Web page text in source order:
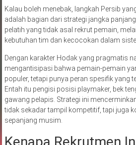
Kalau boleh menebak, langkah Persib
adalah bagian dari strategi jangka
pelatih yang tidak asal rekrut pemain,
kebutuhan tim dan kecocokan dalam
Dengan karakter Hodak yang pragmatis
mengantisipasi bahwa pemain-pemain
populer, tetapi punya peran spesifik yang
Entah itu pengisi posisi playmaker, bek
gawang pelapis. Strategi ini
tidak sekadar tampil kompetitif, tapi juga
sepanjang musim.
Kenapa Rekrutmen